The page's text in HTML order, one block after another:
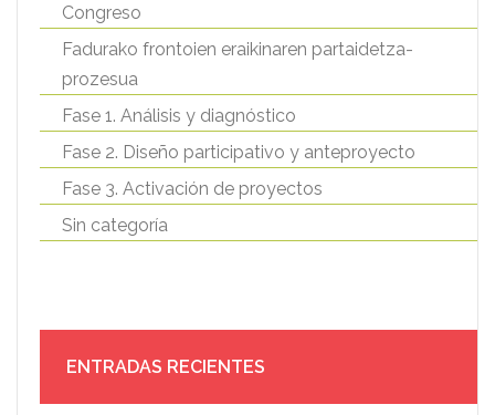
Congreso
Fadurako frontoien eraikinaren partaidetza-
prozesua
Fase 1. Análisis y diagnóstico
Fase 2. Diseño participativo y anteproyecto
Fase 3. Activación de proyectos
Sin categoría
ENTRADAS RECIENTES